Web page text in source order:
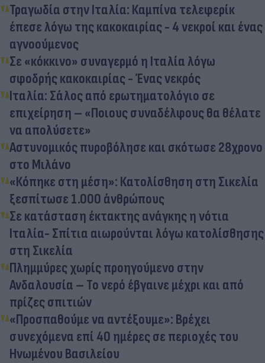
Τραγωδία στην Ιταλία: Καμπίνα τελεφερίκ
έπεσε λόγω της κακοκαιρίας - 4 νεκροί και ένας
αγνοούμενος
Σε «κόκκινο» συναγερμό η Ιταλία λόγω
σφοδρής κακοκαιρίας - Ένας νεκρός
Ιταλία: Σάλος από ερωτηματολόγιο σε
επιχείρηση – «Ποιους συναδέλφους θα θέλατε
να απολύσετε»
Aστυνομικός πυροβόλησε και σκότωσε 28χρονο
στο Μιλάνο
«Κόπηκε στη μέση»: Κατολίσθηση στη Σικελία
ξεσπίτωσε 1.000 άνθρώπους
Σε κατάσταση έκτακτης ανάγκης η νότια
Ιταλία- Σπίτια αιωρούνται λόγω κατολίσθησης
στη Σικελία
Πλημμύρες χωρίς προηγούμενο στην
Ανδαλουσία – Το νερό έβγαινε μέχρι και από
πρίζες σπιτιών
«Προσπαθούμε να αντέξουμε»: Βρέχει
συνεχόμενα επί 40 ημέρες σε περιοχές του
Ηνωμένου Βασιλείου